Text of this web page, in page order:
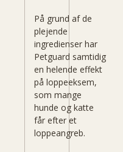
På grund af de
plejende
ingredienser har
Petguard samtidig
en helende effekt
på loppeeksem,
som mange
hunde og katte
får efter et
loppeangreb.